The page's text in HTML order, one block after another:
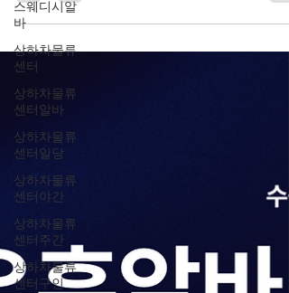
스웨디시알
바
상하차물류
센터
상하차물류
센터알바
상하차물류
센터일당
상하차물류
센터야간
상하차물류
센터주간
상하차물류
센터구인
배경으로 한 독특한 밤문화 가 발달해 있습니다.해
운대, 서면, 광안리 등 여러 지역이 밤에도 활기차
부산 유흥알바 클럽·바·라운지·포차·라이브바 등이
서로 다른 분위기를 제공합니다. 부산유흥알바 구
구직사이트 부산의 밤문화는 크게 세 가지 축으로
분류됩니다: 바·펍·클럽 문화 : 음악·칵테일·댄스 중
화 부산유흥알바 전통 포장마차·노래방 등 여유 있
는 밤 문화 ※ 이들은 대부분 합법적인 음식·음료
소 입니다. 2. 부산유흥알바핵심 유흥 지역별 특징
🔹 서면 (Seomyeon) – 부산의 대표 밤문화 중심지
설명 : 부산에서 가장 활기찬 밤문화 지역으로, 지
철역 주변 전체가 유흥 밀집 지역입니다. 특징 클럽
펍·바·라운지 가 밀집 외국인도 많이 찾는 곳 도보
여러 업소를 즐길 수 있